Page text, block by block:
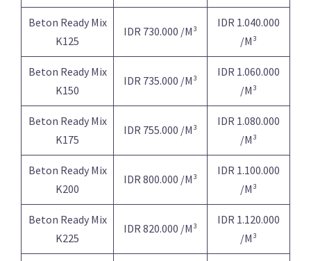
Beton Ready Mix
K125
IDR 730.000 /M³
IDR 1.040.000
/M³
Beton Ready Mix
K150
IDR 735.000 /M³
IDR 1.060.000
/M³
Beton Ready Mix
K175
IDR 755.000 /M³
IDR 1.080.000
/M³
Beton Ready Mix
K200
IDR 800.000 /M³
IDR 1.100.000
/M³
Beton Ready Mix
K225
IDR 820.000 /M³
IDR 1.120.000
/M³